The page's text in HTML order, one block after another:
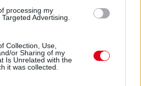
processing my
Advertising.
Collection, Use,
or Sharing of my
Is Unrelated with the
it was collected.